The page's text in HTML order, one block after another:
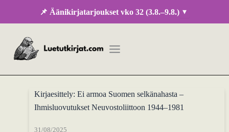
📌 Äänikirjatarjoukset vko 32 (3.8.–9.8.) ▾
Kirjaesittely: Ei armoa Suomen selkänahasta –
Ihmisluovutukset Neuvostoliittoon 1944–1981
31/08/2025